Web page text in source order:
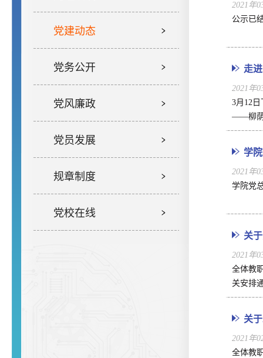
党建动态
党务公开
党风廉政
党员发展
规章制度
党校在线
2021年
公示已
走
2021年
3月12
——柳荫
学
2021年
学院党
关
2021年
全体教
关安排
关
2021年
全体教